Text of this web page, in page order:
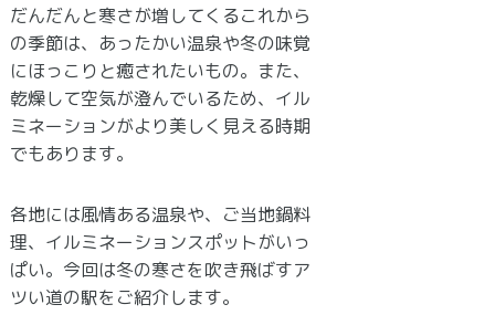
だんだんと寒さが増してくるこれから
の季節は、あったかい温泉や冬の味覚
にほっこりと癒されたいもの。また、
乾燥して空気が澄んでいるため、イル
ミネーションがより美しく見える時期
でもあります。
各地には風情ある温泉や、ご当地鍋料
理、イルミネーションスポットがいっ
ぱい。今回は冬の寒さを吹き飛ばすア
ツい道の駅をご紹介します。